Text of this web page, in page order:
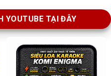
YOUTUBE TẠI ĐÂY